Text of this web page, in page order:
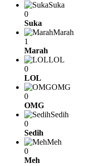
Suka
0
Suka
Marah
1
Marah
LOL
0
LOL
OMG
0
OMG
Sedih
0
Sedih
Meh
0
Meh